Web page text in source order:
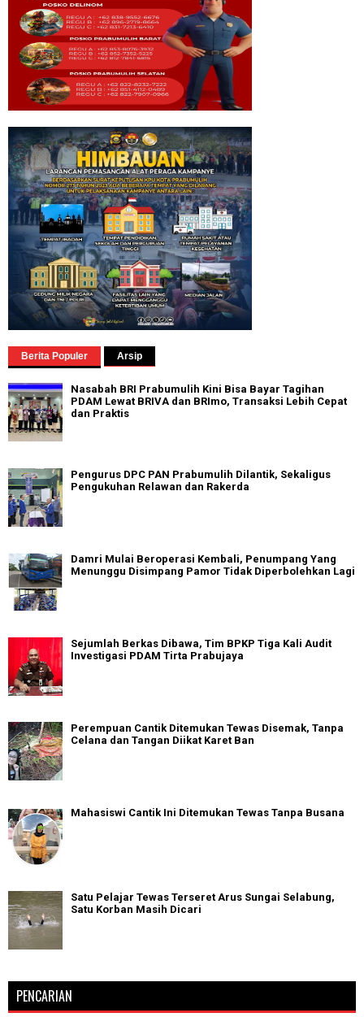
Berita Populer Arsip
Nasabah BRI Prabumulih Kini Bisa Bayar Tagihan
PDAM Lewat BRIVA dan BRImo, Transaksi Lebih Cepat
dan Praktis
Pengurus DPC PAN Prabumulih Dilantik, Sekaligus
Pengukuhan Relawan dan Rakerda
Damri Mulai Beroperasi Kembali, Penumpang Yang
Menunggu Disimpang Pamor Tidak Diperbolehkan Lagi
Sejumlah Berkas Dibawa, Tim BPKP Tiga Kali Audit
Investigasi PDAM Tirta Prabujaya
Perempuan Cantik Ditemukan Tewas Disemak, Tanpa
Celana dan Tangan Diikat Karet Ban
Mahasiswi Cantik Ini Ditemukan Tewas Tanpa Busana
Satu Pelajar Tewas Terseret Arus Sungai Selabung,
Satu Korban Masih Dicari
PENCARIAN